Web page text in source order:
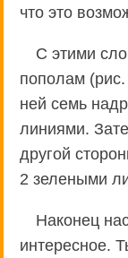
что это
С этими
пополам
ней семь
линиями.
другой
2 зелеными
Наконец
интересное.